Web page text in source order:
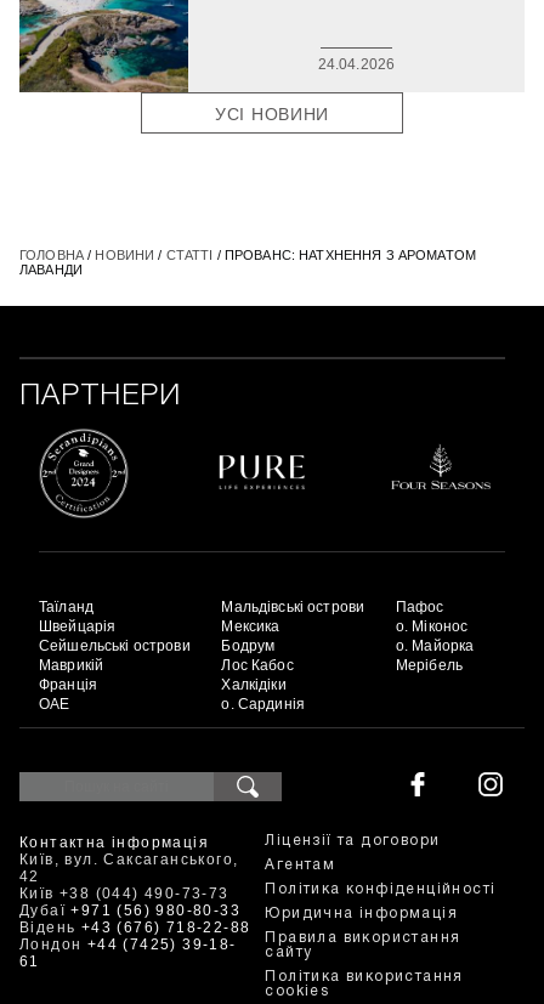
24.04.2026
УСІ НОВИНИ
ГОЛОВНА/ НОВИНИ / СТАТТІ / ПРОВАНС: НАТХНЕННЯ З АРОМАТОМ
ЛАВАНДИ
ПАРТНЕРИ
Таїланд
Швейцарія
Сейшельські острови
Маврикій
Франція
ОАЕ
Мальдівські острови
Мексика
Бодрум
Лос Кабос
Халкідіки
о. Сардинія
Пафос
о. Міконос
о. Майорка
Мерібель
Контактна інформація
Київ, вул. Саксаганського,
42
Київ +38 (044) 490-73-73
Дубаї+971 (56) 980-80-33
Відень +43 (676) 718-22-88
Лондон +44 (7425) 39-18-
61
Ліцензії та договори
Агентам
Політика конфіденційності
Юридична інформація
Правила використання
сайту
Політика використання
cookies